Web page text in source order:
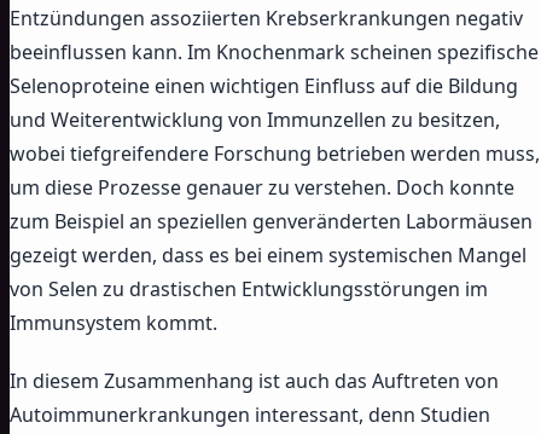
Entzündungen assoziierten Krebserkrankungen negativ
beeinflussen kann. Im Knochenmark scheinen spezifische
Selenoproteine einen wichtigen Einfluss auf die Bildung
und Weiterentwicklung von Immunzellen zu besitzen,
wobei tiefgreifendere Forschung betrieben werden muss,
um diese Prozesse genauer zu verstehen. Doch konnte
zum Beispiel an speziellen genveränderten Labormäusen
gezeigt werden, dass es bei einem systemischen Mangel
von Selen zu drastischen Entwicklungsstörungen im
Immunsystem kommt.
In diesem Zusammenhang ist auch das Auftreten von
Autoimmunerkrankungen interessant, denn Studien